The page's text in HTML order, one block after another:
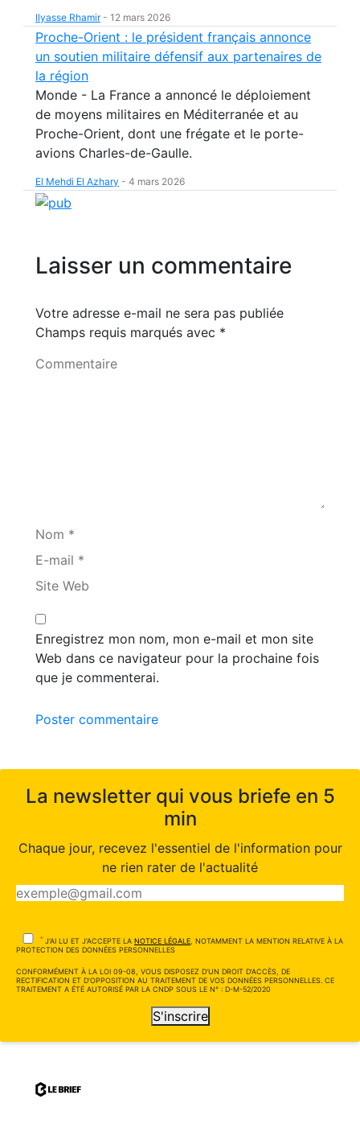
Ilyasse Rhamir- 12 mars 2026
Proche-Orient : le président français annonce
un soutien militaire défensif aux partenaires de
la région
Monde - La France a annoncé le déploiement
de moyens militaires en Méditerranée et au
Proche-Orient, dont une frégate et le porte-
avions Charles-de-Gaulle.
El Mehdi El Azhary - 4 mars 2026
Laisser un commentaire
Votre adresse e-mail ne sera pas publiée
Champs requis marqués avec *
Commentaire
Nom *
E-mail *
Site Web
Enregistrez mon nom, mon e-mail et mon site
Web dans ce navigateur pour la prochaine fois
que je commenterai.
Poster commentaire
La newsletter qui vous briefe en 5
min
Chaque jour, recevez l'essentiel de l'information pour
ne rien rater de l'actualité
* J'AI LU ET J'ACCEPTE LA NOTICE LÉGALE , NOTAMMENT LA MENTION RELATIVE À LA
PROTECTION DES DONNÉES PERSONNELLES
CONFORMÉMENT À LA LOI 09-08, VOUS DISPOSEZ D'UN DROIT D'ACCÈS, DE
RECTIFICATION ET D'OPPOSITION AU TRAITEMENT DE VOS DONNÉES PERSONNELLES. CE
TRAITEMENT A ÉTÉ AUTORISÉ PAR LA CNDP SOUS LE N° : D-M-52/2020
S'inscrire